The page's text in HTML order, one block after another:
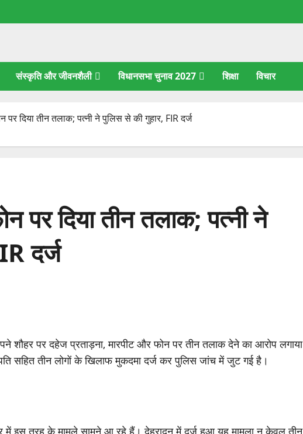
संस्कृति और जीवनशैली विधानसभा चुनाव 2027 शिक्षा विचार
पर दिया तीन तलाक; पत्नी ने पुलिस से की गुहार, FIR दर्ज
पर दिया तीन तलाक; पत्नी ने
दर्ज
शौहर पर दहेज प्रताड़ना, मारपीट और फोन पर तीन तलाक देने का आरोप लगाया
सहित तीन लोगों के खिलाफ मुकदमा दर्ज कर पुलिस जांच में जुट गई है।